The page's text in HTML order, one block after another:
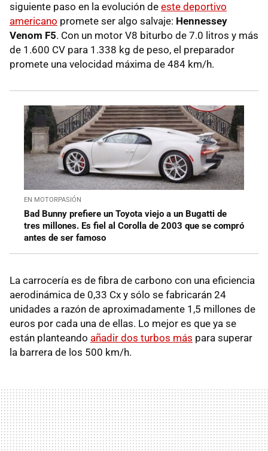
siguiente paso en la evolución de este deportivo
americano promete ser algo salvaje: Hennessey
Venom F5. Con un motor V8 biturbo de 7.0 litros y más
de 1.600 CV para 1.338 kg de peso, el preparador
promete una velocidad máxima de 484 km/h.
EN MOTORPASIÓN
Bad Bunny prefiere un Toyota viejo a un Bugatti de
tres millones. Es fiel al Corolla de 2003 que se compró
antes de ser famoso
La carrocería es de fibra de carbono con una eficiencia
aerodinámica de 0,33 Cx y sólo se fabricarán 24
unidades a razón de aproximadamente 1,5 millones de
euros por cada una de ellas. Lo mejor es que ya se
están planteando añadir dos turbos más para superar
la barrera de los 500 km/h.